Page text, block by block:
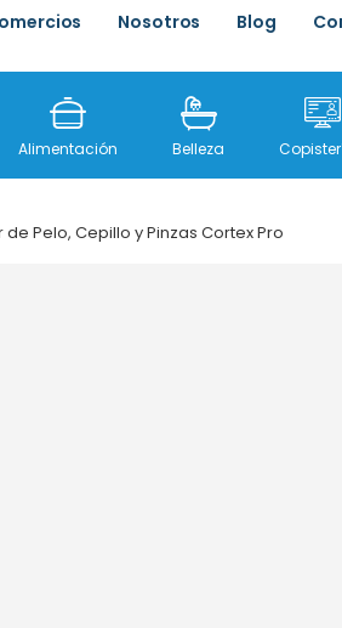
Nosotros Blog
Alimentación Belleza
de Pelo, Cepillo y Pinzas Cortex Pro